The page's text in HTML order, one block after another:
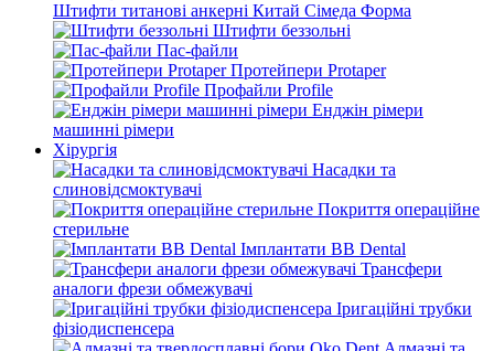
Штифти титанові анкерні Китай Сімеда Форма
Штифти беззольні
Пас-файли
Протейпери Protaper
Профайли Profile
Енджін рімери
машинні рімери
Хірургія
Насадки та
слиновідсмоктувачі
Покриття операційне
стерильне
Імплантати BB Dental
Трансфери
аналоги фрези обмежувачі
Іригаційні трубки
фізіодиспенсера